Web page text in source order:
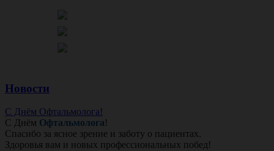
Новости
С Днём Офтальмолога!
С Днём Офтальмолога!
Спасибо за ясное зрение и заботу о пациентах.
Здоровья вам и новых профессиональных побед!